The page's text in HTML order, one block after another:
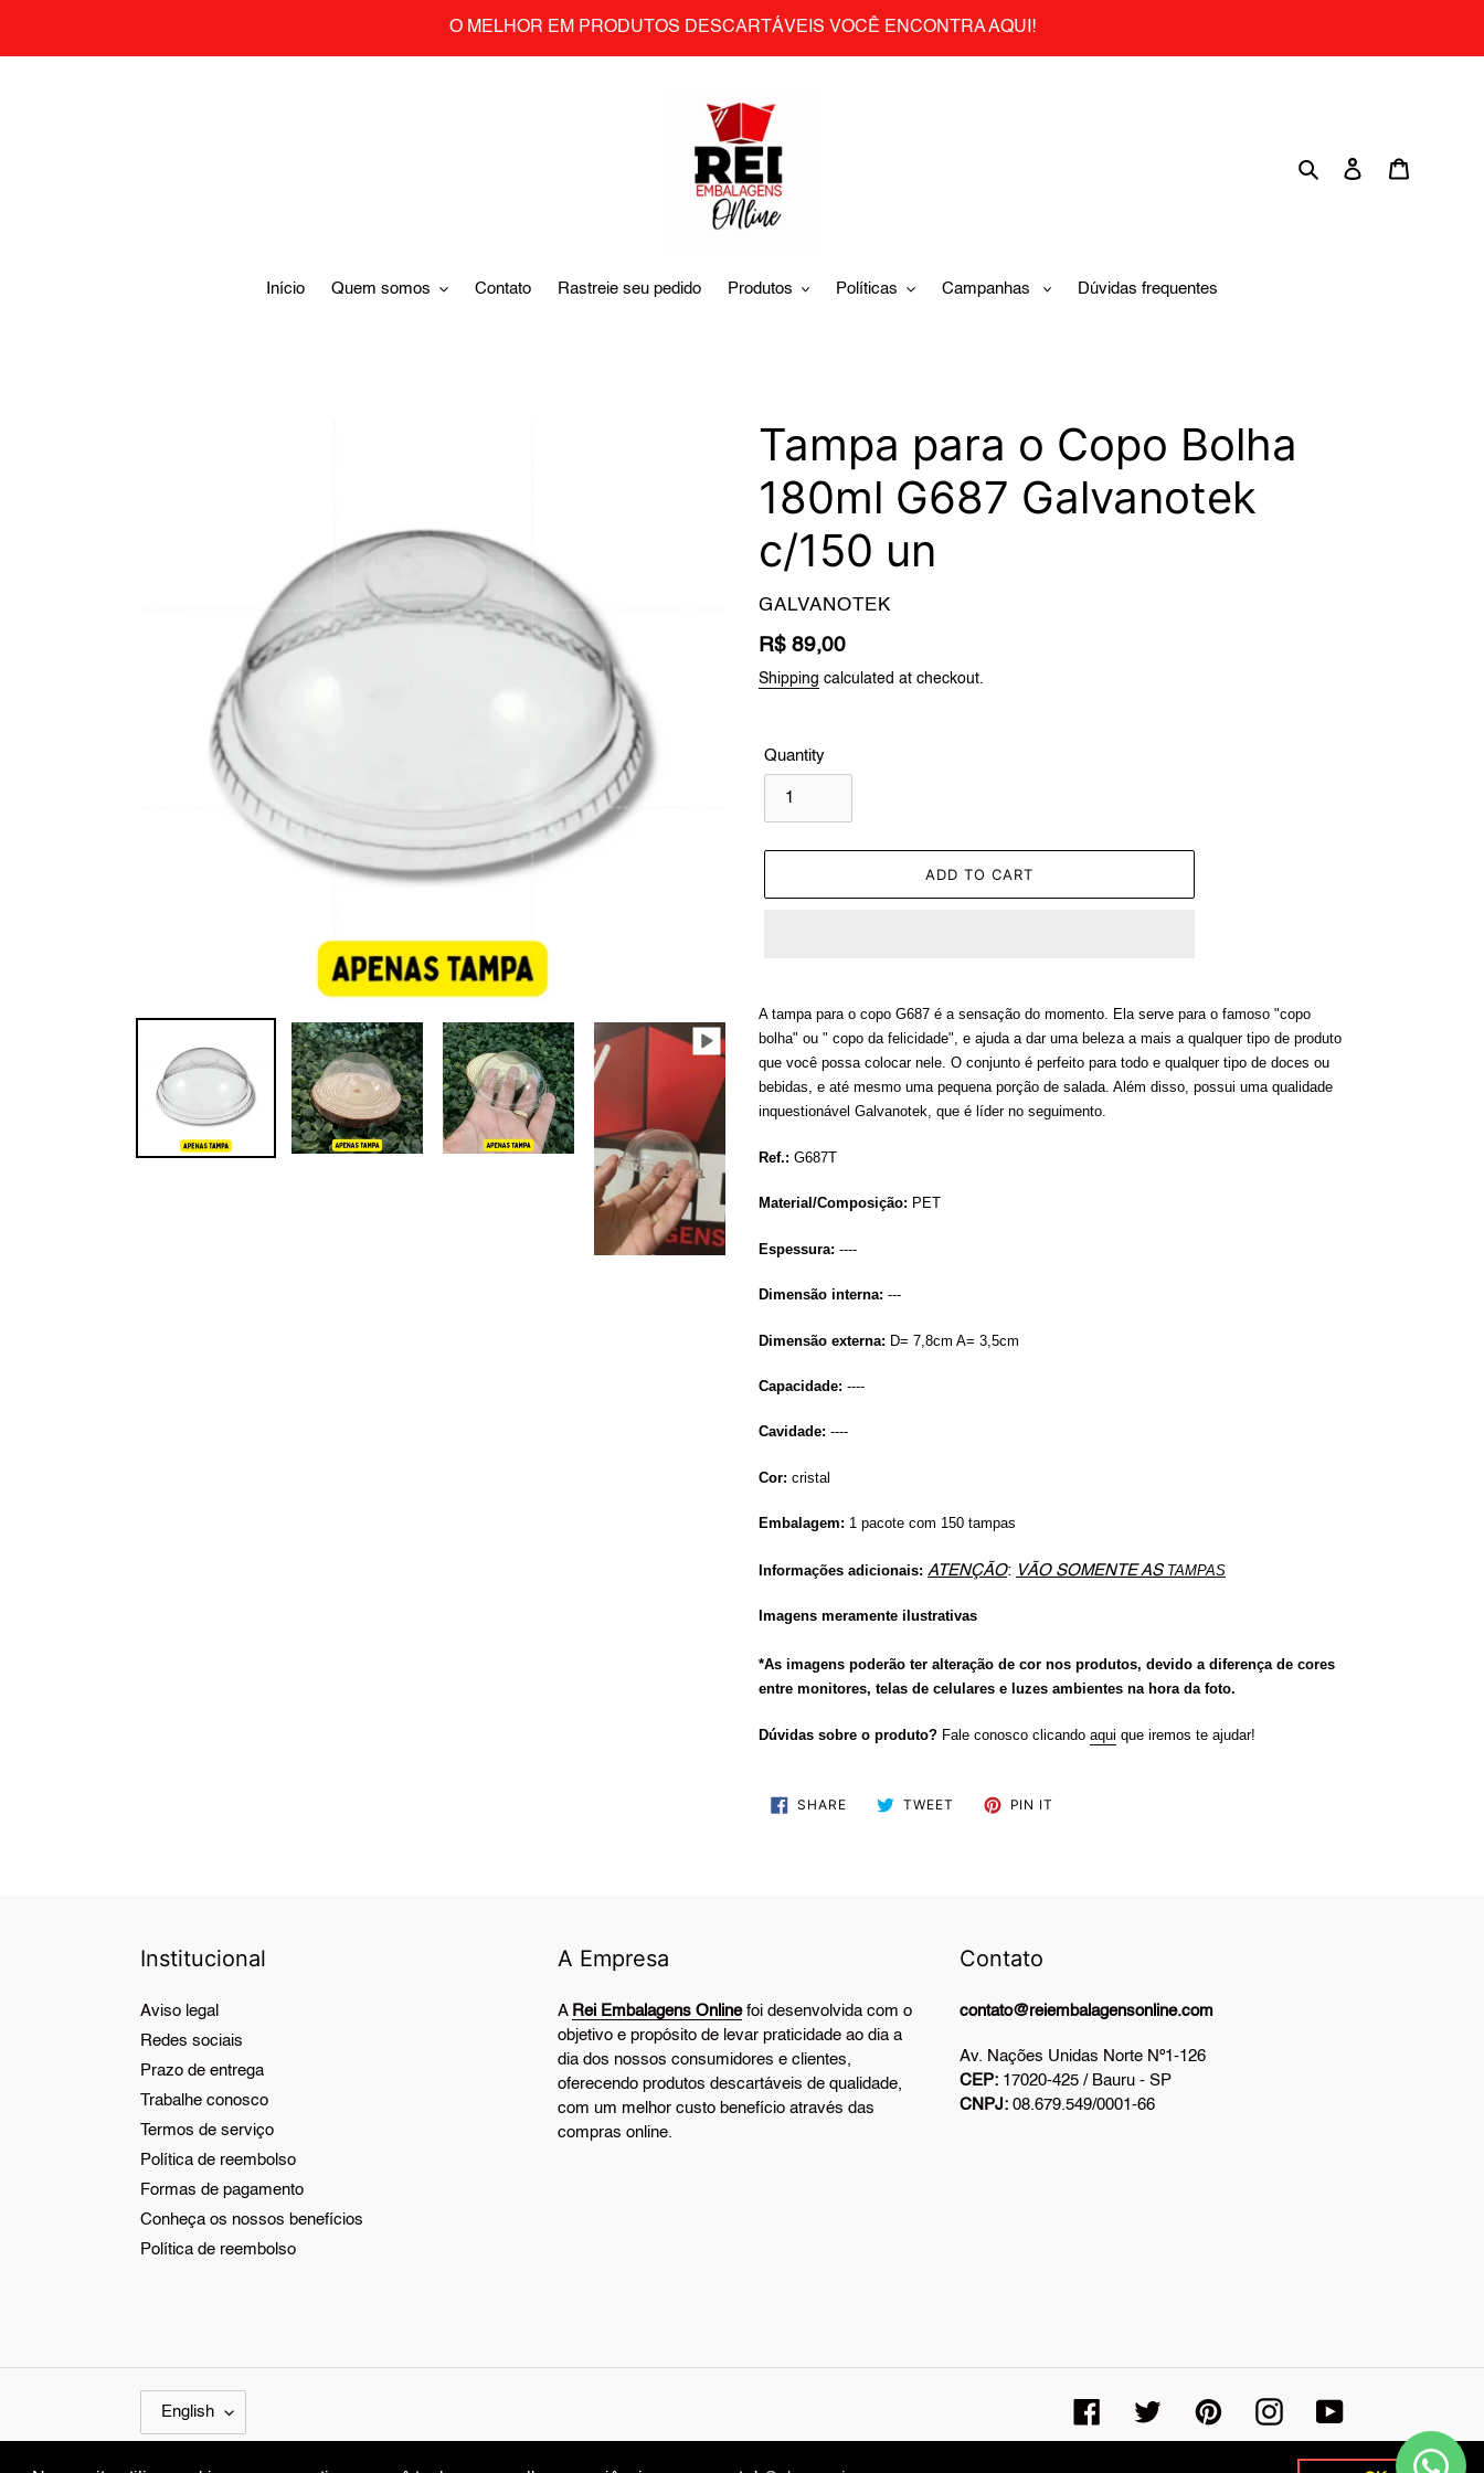
content
O MELHOR EM PRODUTOS DESCARTÁVEIS VOCÊ ENCONTRA AQUI!
Search Log in
Início Quem somos Contato Rastreie seu pedido Produtos Políticas Campanhas Dúvidas frequentes
Tampa para o Copo Bolha
180ml G687 Galvanotek
c/150 un
VENDOR
GALVANOTEK
Regular
price
R$ 89,00
Shipping calculated at checkout.
Quantity
ADD TO CART
product
to
cart
A tampa para o copo G687 é a sensação do momento. Ela serve para o famoso "copo
bolha" ou " copo da felicidade", e ajuda a dar uma beleza a mais a qualquer tipo de produto
que você possa colocar nele. O conjunto é perfeito para todo e qualquer tipo de doces ou
bebidas, e até mesmo uma pequena porção de salada. Além disso, possui uma qualidade
inquestionável Galvanotek, que é líder no seguimento.
Ref.: G687T
Material/Composição: PET
Espessura: ----
Dimensão interna: ---
Dimensão externa: D= 7,8cm A= 3,5cm
Capacidade: ----
Cavidade: ----
Cor: cristal
Embalagem: 1 pacote com 150 tampas
Informações adicionais: ATENÇÃO: VÃO SOMENTE AS TAMPAS
Imagens meramente ilustrativas
*As imagens poderão ter alteração de cor nos produtos, devido a diferença de cores
entre monitores, telas de celulares e luzes ambientes na hora da foto.
Dúvidas sobre o produto? Fale conosco clicando aqui que iremos te ajudar!
SHARESHARE
ON
TWEET TWEET PIN IT
Institucional
Aviso legal
Redes sociais
Prazo de entrega
Trabalhe conosco
Termos de serviço
Política de reembolso
Formas de pagamento
Conheça os nossos benefícios
Política de reembolso
A Empresa
A Rei Embalagens Onlinefoi desenvolvida com o
objetivo e propósito de levar praticidade ao dia a
dia dos nossos consumidores e clientes,
oferecendo produtos descartáveis de qualidade,
com um melhor custo benefício através das
compras online.
Contato
contato@reiembalagensonline.com
Av. Nações Unidas Norte Nº1-126
CEP:17020-425 / Bauru - SP
CNPJ: 08.679.549/0001-66
A
N
English FacebookTwitter PinterestInstagramYouTube